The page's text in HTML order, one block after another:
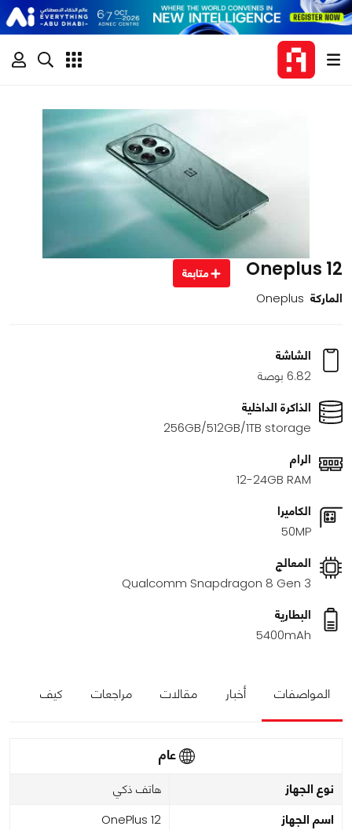
Oneplus 12 متابعة
الماركة Oneplus
الشاشة
6.82 بوصة
الذاكرة الداخلية
256GB/512GB/1TB storage
الرام
12-24GB RAM
الكاميرا
50MP
المعالج
Qualcomm Snapdragon 8 Gen 3
البطارية
5400mAh
المواصفات أخبار مقالات مراجعات كيف
عام
نوع الجهاز هاتف ذكي
اسم الجهاز OnePlus 12